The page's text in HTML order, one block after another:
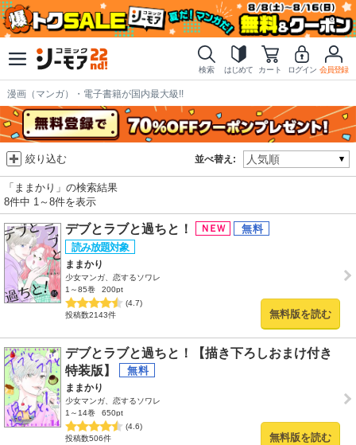
検索 はじめて カート ログイン 会員登録
漫画（マンガ）・電子書籍が国内最大級!!
並べ替え:
絞り込む
「ままかり」の検索結果
8件中 1～8件を表示
デブとラブと過ちと！
ままかり
少女マンガ、恋するソワレ
1～85巻
200pt
(4.7)
投稿数2143件
無料版を読む
デブとラブと過ちと！【描き下ろしおまけ付き
特装版】
ままかり
少女マンガ、恋するソワレ
1～14巻
650pt
(4.6)
投稿数506件
無料版を読む